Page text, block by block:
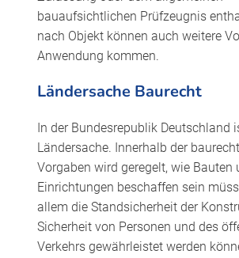
bauaufsichtlichen Prüfzeugnis
nach Objekt können auch weitere
Anwendung kommen.
Ländersache Baurecht
In der Bundesrepublik Deutschland
Ländersache. Innerhalb der
Vorgaben wird geregelt, wie Bauten
Einrichtungen beschaffen sein
allem die Standsicherheit der
Sicherheit von Personen und des
Verkehrs gewährleistet werden